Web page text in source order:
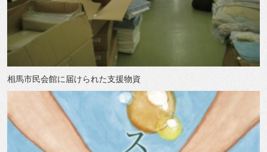
相馬市民会館に届けられた支援物資